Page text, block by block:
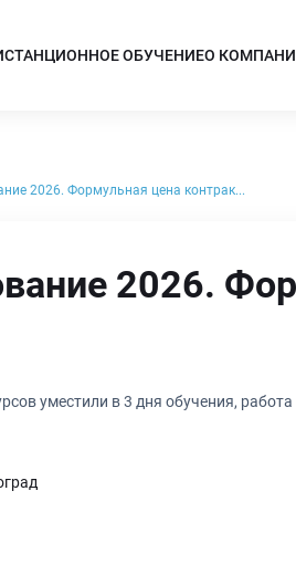
ОБУЧЕНИЕО
2026. Формульная цена контрак...
2026.
уместили в 3 дня обучения,